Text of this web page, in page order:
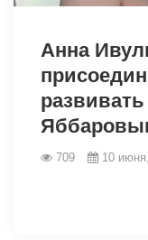
Анна
709 10